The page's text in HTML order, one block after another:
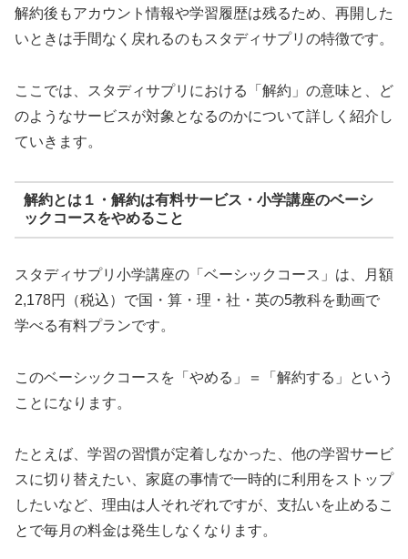
解約後もアカウント情報や学習履歴は残るため、再開した
いときは手間なく戻れるのもスタディサプリの特徴です。
ここでは、スタディサプリにおける「解約」の意味と、ど
のようなサービスが対象となるのかについて詳しく紹介し
ていきます。
解約とは１・解約は有料サービス・小学講座のベーシ
ックコースをやめること
スタディサプリ小学講座の「ベーシックコース」は、月額
2,178円（税込）で国・算・理・社・英の5教科を動画で
学べる有料プランです。
このベーシックコースを「やめる」＝「解約する」という
ことになります。
たとえば、学習の習慣が定着しなかった、他の学習サービ
スに切り替えたい、家庭の事情で一時的に利用をストップ
したいなど、理由は人それぞれですが、支払いを止めるこ
とで毎月の料金は発生しなくなります。